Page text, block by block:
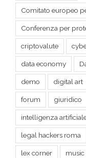
criptovalute
data economy
demo digital art
forum giuridico
intelligenza
legal hackers roma
lex corner music
PNRR
Privacy Shield